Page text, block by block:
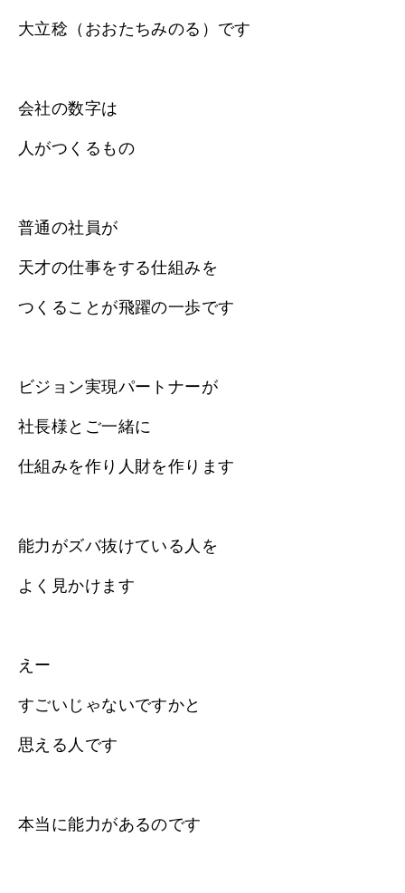
大立稔（おおたちみのる）です
会社の数字は
人がつくるもの
普通の社員が
天才の仕事をする仕組みを
つくることが飛躍の一歩です
ビジョン実現パートナーが
社長様とご一緒に
仕組みを作り人財を作ります
能力がズバ抜けている人を
よく見かけます
えー
すごいじゃないですかと
思える人です
本当に能力があるのです